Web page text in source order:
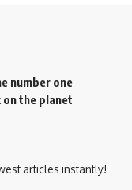
number one
on the planet
articles instantly!